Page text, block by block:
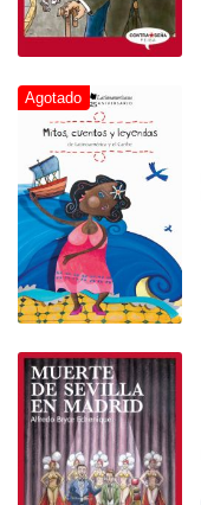
Agotado